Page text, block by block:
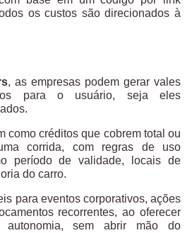
os custos são direcionados à
, as empresas podem gerar vales
para o usuário, seja eles
como créditos que cobrem total ou
corrida, com regras de uso
período de validade, locais de
do carro.
para eventos corporativos, ações
recorrentes, ao oferecer
autonomia, sem abrir mão do